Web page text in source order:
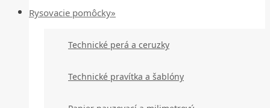
Rysovacie pomôcky»
Technické perá a ceruzky
Technické pravítka a šablóny